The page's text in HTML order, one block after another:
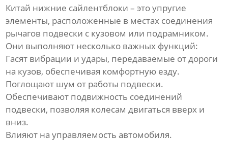
Китай нижние сайлентблоки – это упругие
элементы, расположенные в местах соединения
рычагов подвески с кузовом или подрамником.
Они выполняют несколько важных функций:
Гасят вибрации и удары, передаваемые от дороги
на кузов, обеспечивая комфортную езду.
Поглощают шум от работы подвески.
Обеспечивают подвижность соединений
подвески, позволяя колесам двигаться вверх и
вниз.
Влияют на управляемость автомобиля.